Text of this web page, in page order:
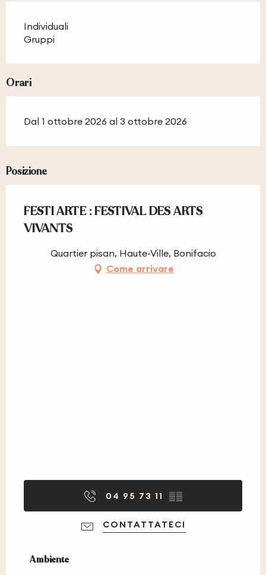
Individuali
Gruppi
Orari
Dal 1 ottobre 2026 al 3 ottobre 2026
Posizione
FESTI ARTE : FESTIVAL DES ARTS
VIVANTS
Quartier pisan, Haute-Ville, Bonifacio
Come arrivare
04 95 73 11 ▒▒
CONTATTATECI
Ambiente
Ambiente